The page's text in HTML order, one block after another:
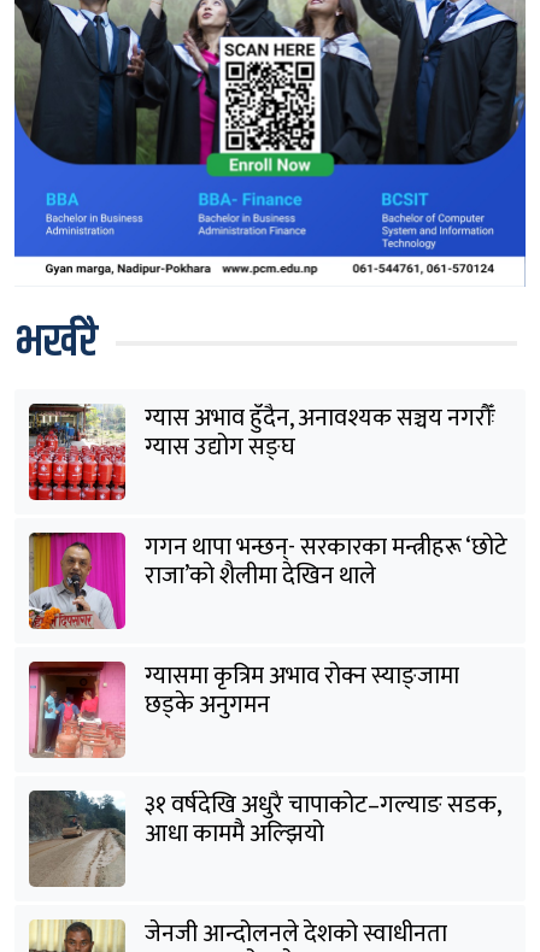
भर्खरै
ग्यास अभाव हुँदैन, अनावश्यक सञ्चय नगरौँः
ग्यास उद्योग सङ्घ
गगन थापा भन्छन्- सरकारका मन्त्रीहरू ‘छोटे
राजा’को शैलीमा देखिन थाले
ग्यासमा कृत्रिम अभाव रोक्न स्याङ्जामा
छड्के अनुगमन
३१ वर्षदेखि अधुरै चापाकोट–गल्याङ सडक,
आधा काममै अल्झियो
जेनजी आन्दोलनले देशको स्वाधीनता